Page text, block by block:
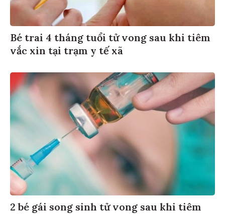
Bé trai 4 tháng tuổi tử vong sau khi tiêm
vắc xin tại trạm y tế xã
2 bé gái song sinh tử vong sau khi tiêm